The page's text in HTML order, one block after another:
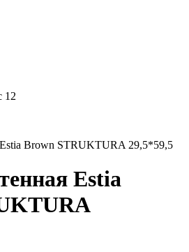
12
Brown STRUKTURA 29,5*59,5
Estia